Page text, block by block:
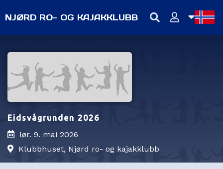
NJØRD RO- OG KAJAKKLUBB
Eidsvågrunden 2026
lør. 9. mai 2026
Klubbhuset, Njørd ro- og kajakklubb